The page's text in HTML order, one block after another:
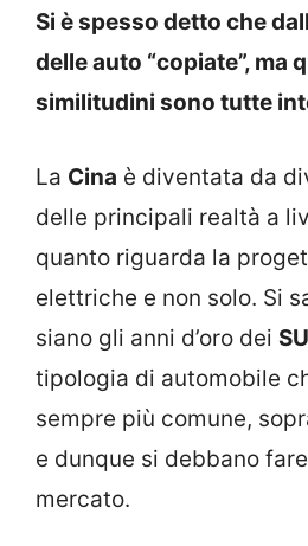
Si è spesso detto che
delle auto “copiate”, ma
similitudini sono tutte
La Cina è diventata da
delle principali realtà a
quanto riguarda la
elettriche e non solo. Si
siano gli anni d’oro dei
tipologia di automobile
sempre più comune,
e dunque si debbano
mercato.